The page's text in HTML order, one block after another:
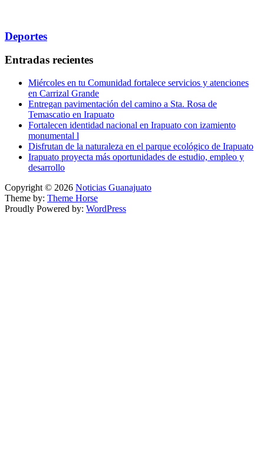
Deportes
Entradas recientes
Miércoles en tu Comunidad fortalece servicios y atenciones
en Carrizal Grande
Entregan pavimentación del camino a Sta. Rosa de
Temascatio en Irapuato
Fortalecen identidad nacional en Irapuato con izamiento
monumental l
Disfrutan de la naturaleza en el parque ecológico de Irapuato
Irapuato proyecta más oportunidades de estudio, empleo y
desarrollo
Copyright © 2026 Noticias Guanajuato
Theme by: Theme Horse
Proudly Powered by: WordPress